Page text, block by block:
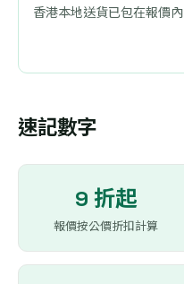
香港本地送貨已包在報價內
速記數字
9 折起
報價按公價折扣計算